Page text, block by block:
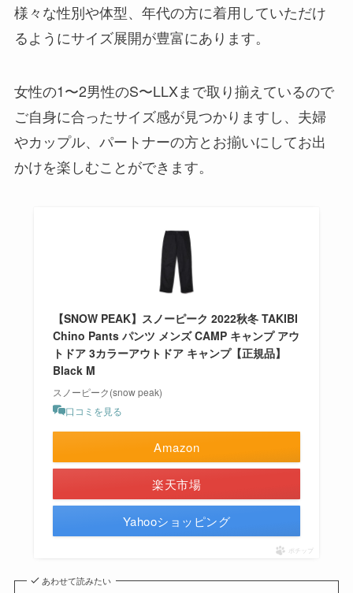
様々な性別や体型、年代の方に着用していただけ
るようにサイズ展開が豊富にあります。
女性の1〜2男性のS〜LLXまで取り揃えているので
ご自身に合ったサイズ感が見つかりますし、夫婦
やカップル、パートナーの方とお揃いにしてお出
かけを楽しむことができます。
【SNOW PEAK】スノーピーク 2022秋冬 TAKIBI
Chino Pants パンツ メンズ CAMP キャンプ アウ
トドア 3カラーアウトドア キャンプ【正規品】
Black M
スノーピーク(snow peak)
口コミを見る
Amazon
楽天市場
Yahooショッピング
ポチップ
あわせて読みたい